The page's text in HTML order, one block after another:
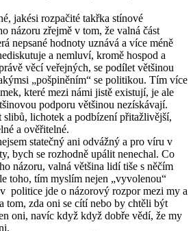
jakési rozpačité takřka stínové
názoru zřejmě v tom, že valná část
nepsané hodnoty uznává a více méně
a nemluví, kromě hospod a
věcí veřejných, se podílet většinou
„pošpiněním“ se politikou. Tím více
které mezi námi jistě existují, je ale
podporu většinou nezískávají.
slibů, lichotek a podbízení přitažlivější,
a ověřitelné.
statečný ani odvážný a pro víru v
bych se rozhodně upálit nenechal. Co
názoru, valná většina lidí tiše s něčím
toho, tím myslím nejen „vyvolenou“
politice jde o názorový rozpor mezi my a
tom, zda oni se cítí nebo by chtěli být
oni, navíc když když dobře vědí, že my